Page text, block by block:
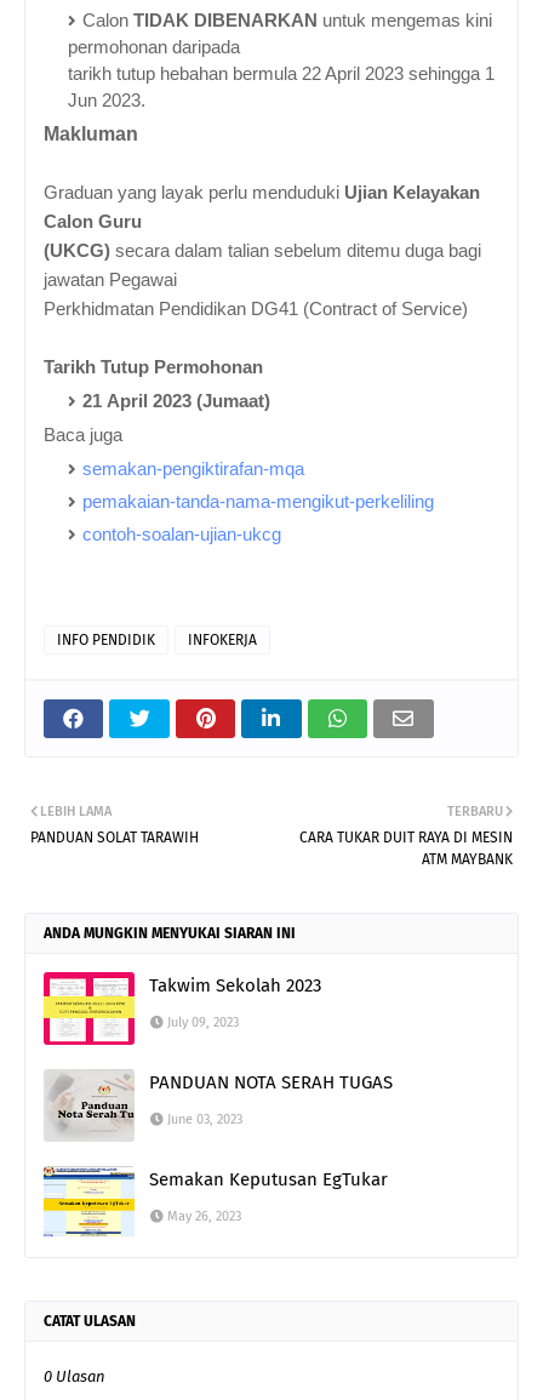
Calon TIDAK DIBENARKAN untuk mengemas kini
permohonan daripada
tarikh tutup hebahan bermula 22 April 2023 sehingga 1
Jun 2023.
Makluman
Graduan yang layak perlu menduduki Ujian Kelayakan
Calon Guru
(UKCG) secara dalam talian sebelum ditemu duga bagi
jawatan Pegawai
Perkhidmatan Pendidikan DG41 (Contract of Service)
Tarikh Tutup Permohonan
21 April 2023 (Jumaat)
Baca juga
semakan-pengiktirafan-mqa
pemakaian-tanda-nama-mengikut-perkeliling
contoh-soalan-ujian-ukcg
INFO PENDIDIK INFOKERJA
TERBARU
CARA TUKAR DUIT RAYA DI MESIN
ATM MAYBANK
LEBIH LAMA
PANDUAN SOLAT TARAWIH
ANDA MUNGKIN MENYUKAI SIARAN INI
Takwim Sekolah 2023
July 09, 2023
PANDUAN NOTA SERAH TUGAS
June 03, 2023
Semakan Keputusan EgTukar
May 26, 2023
CATAT ULASAN
0 Ulasan